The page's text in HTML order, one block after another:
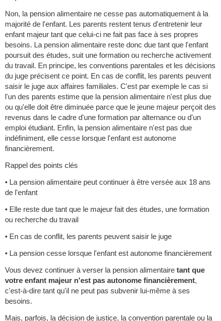
Non, la pension alimentaire ne cesse pas automatiquement à la
majorité de l'enfant. Les parents restent tenus d'entretenir leur
enfant majeur tant que celui-ci ne fait pas face à ses propres
besoins. La pension alimentaire reste donc due tant que l'enfant
poursuit des études, suit une formation ou recherche activement
du travail. En principe, les conventions parentales et les décisions
du juge précisent ce point. En cas de conflit, les parents peuvent
saisir le juge aux affaires familiales. C'est par exemple le cas si
l'un des parents estime que la pension alimentaire n'est plus due
ou qu'elle doit être diminuée parce que le jeune majeur perçoit des
revenus dans le cadre d'une formation par alternance ou d'un
emploi étudiant. Enfin, la pension alimentaire n'est pas due
indéfiniment, elle cesse lorsque l'enfant est autonome
financièrement.
Rappel des points clés
• La pension alimentaire peut continuer à être versée aux 18 ans
de l'enfant
• Elle reste due tant que le majeur fait des études, une formation
ou recherche du travail
• En cas de conflit, les parents peuvent saisir le juge
• La pension cesse lorsque l'enfant est autonome financièrement
Vous devez continuer à verser la pension alimentaire tant que
votre enfant majeur n'est pas autonome financièrement,
c'est-à-dire tant qu'il ne peut pas subvenir lui-même à ses
besoins.
Mais, parfois, la décision de justice, la convention parentale ou la